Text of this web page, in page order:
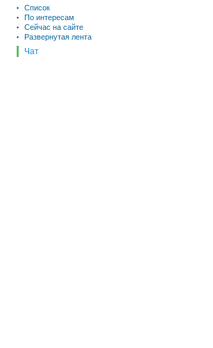
Список
По интересам
Сейчас на сайте
Развернутая лента
Чат